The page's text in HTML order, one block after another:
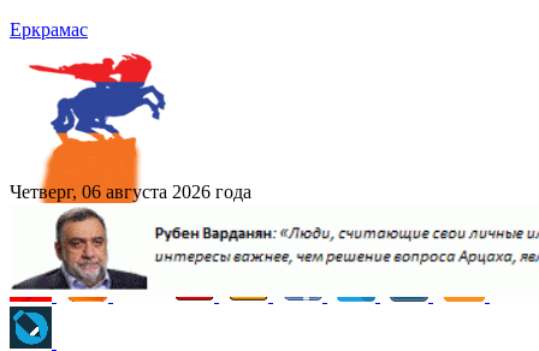
Еркрамас
Четверг, 06 августа 2026 года